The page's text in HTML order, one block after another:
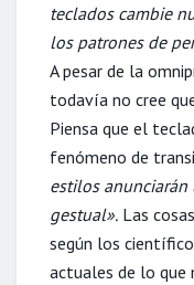
teclados cambie
los patrones de
A pesar de la
todavía no cree
Piensa que el
fenómeno de
estilos
gestual». Las
según los
actuales de lo que